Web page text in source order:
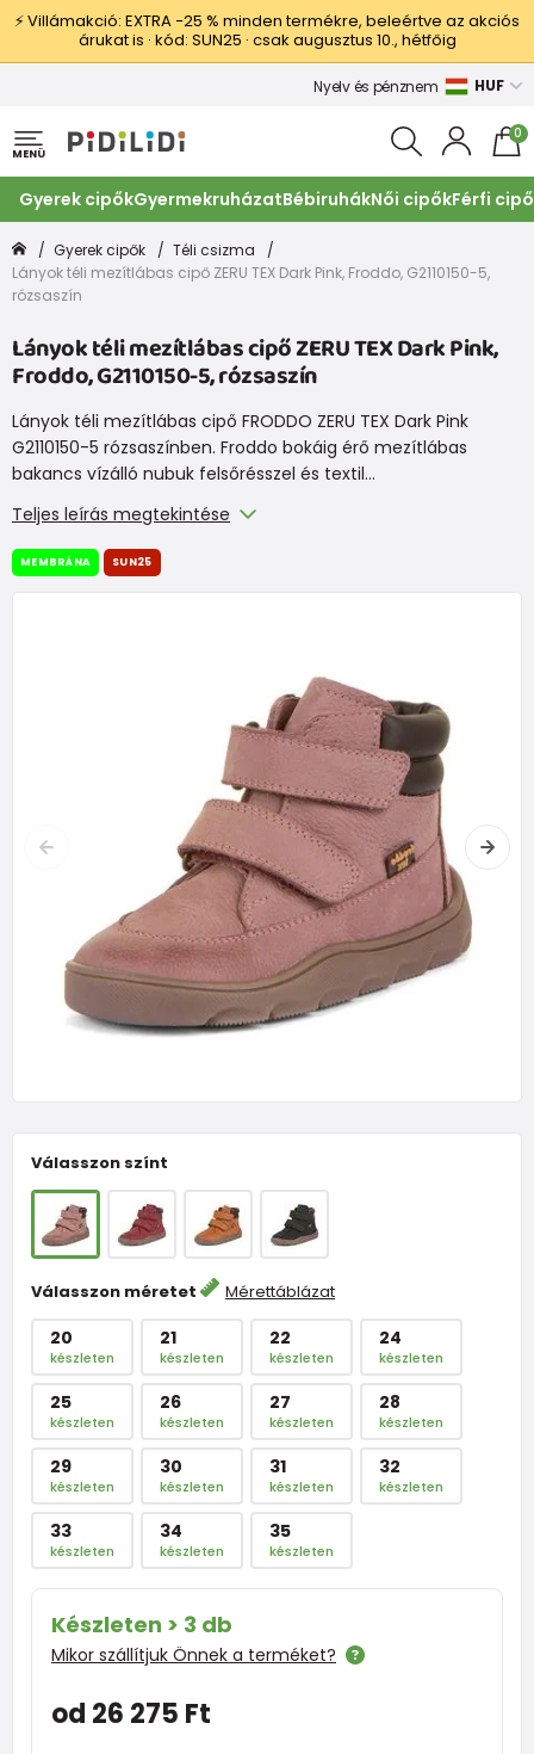
⚡ Villámakció: EXTRA −25 % minden termékre, beleértve az akciós
árukat is · kód: SUN25 · csak augusztus 10., hétfőig
Nyelv és pénznem HUF
MENÜ
0
Gyerek cipőkGyermekruházatBébiruhákNői cipőkFérfi
Gyerek cipők
Téli csizma
Lányok téli mezítlábas cipő ZERU TEX Dark Pink, Froddo, G2110150-5,
rózsaszín
Lányok téli mezítlábas cipő ZERU TEX Dark Pink,
Froddo, G2110150-5, rózsaszín
Lányok téli mezítlábas cipő FRODDO ZERU TEX Dark Pink
G2110150-5 rózsaszínben. Froddo bokáig érő mezítlábas
bakancs vízálló nubuk felsőrésszel és textil…
Teljes leírás megtekintése
Válasszon színt
Válasszon méretet Mérettáblázat
20
készleten
21
készleten
22
készleten
24
készleten
25
készleten
26
készleten
27
készleten
28
készleten
29
készleten
30
készleten
31
készleten
32
készleten
33
készleten
34
készleten
35
készleten
Készleten > 3 db
Mikor szállítjuk Önnek a terméket?
od 26 275 Ft
MEMBRÁNA SUN25